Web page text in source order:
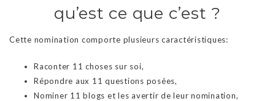
qu’est ce que c’est ?
Cette nomination comporte plusieurs caractéristiques:
Raconter 11 choses sur soi,
Répondre aux 11 questions posées,
Nominer 11 blogs et les avertir de leur nomination,